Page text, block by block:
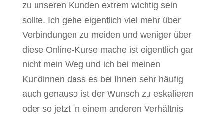
zu unseren Kunden extrem wichtig sein
sollte. Ich gehe eigentlich viel mehr über
Verbindungen zu meiden und weniger über
diese Online-Kurse mache ist eigentlich gar
nicht mein Weg und ich bei meinen
Kundinnen dass es bei Ihnen sehr häufig
auch genauso ist der Wunsch zu eskalieren
oder so jetzt in einem anderen Verhältnis